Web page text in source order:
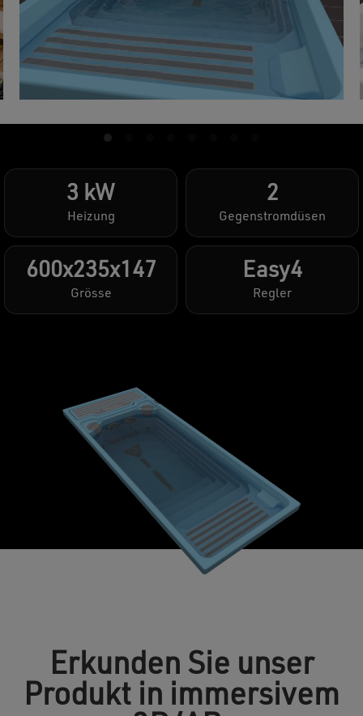
3 kW
Heizung
2
Gegenstromdüsen
600x235x147
Grösse
Easy4
Regler
Erkunden Sie unser
Produkt in immersivem